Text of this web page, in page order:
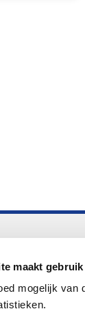
maakt
mogelijk van